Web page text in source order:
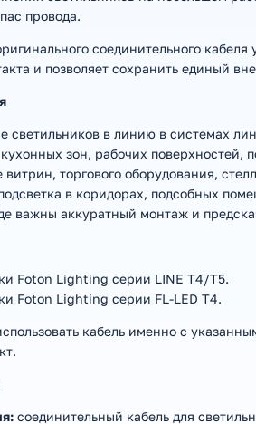
провода.
соединительного
и позволяет сохранить единый
светильников в линию в системах
зон, рабочих поверхностей,
торгового оборудования,
в коридорах, подсобных
важны аккуратный монтаж и
Foton Lighting серии LINE T4/T5.
Foton Lighting серии FL-LED T4.
кабель именно с
соединительный кабель для